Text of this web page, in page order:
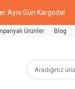
Gün Kargoda! •
Ürünler Blog